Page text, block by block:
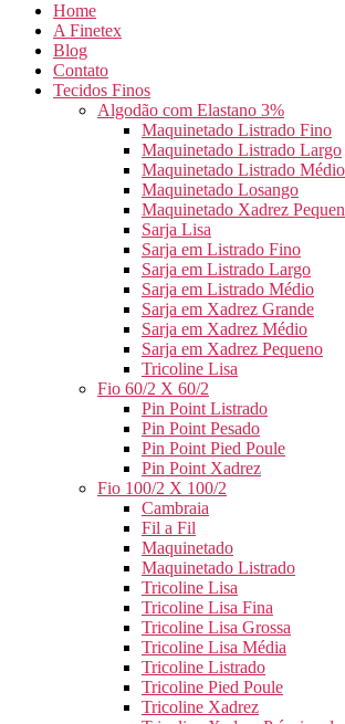
Home
A Finetex
Blog
Contato
Tecidos Finos
Algodão com Elastano 3%
Maquinetado Listrado Fino
Maquinetado Listrado Largo
Maquinetado Listrado Médio
Maquinetado Losango
Maquinetado Xadrez
Sarja Lisa
Sarja em Listrado Fino
Sarja em Listrado Largo
Sarja em Listrado Médio
Sarja em Xadrez Grande
Sarja em Xadrez Médio
Sarja em Xadrez Pequeno
Tricoline Lisa
Fio 60/2 X 60/2
Pin Point Listrado
Pin Point Pesado
Pin Point Pied Poule
Pin Point Xadrez
Fio 100/2 X 100/2
Cambraia
Fil a Fil
Maquinetado
Maquinetado Listrado
Tricoline Lisa
Tricoline Lisa Fina
Tricoline Lisa Grossa
Tricoline Lisa Média
Tricoline Listrado
Tricoline Pied Poule
Tricoline Xadrez